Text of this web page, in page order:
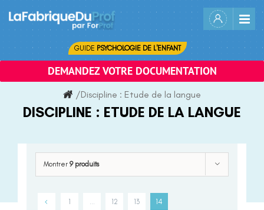
content
GUIDE PSYCHOLOGIE DE L'ENFANT
DEMANDEZ VOTRE DOCUMENTATION
/Discipline : Etude de la langue
DISCIPLINE : ETUDE DE LA LANGUE
Montrer 9 produits
1 12 13 14